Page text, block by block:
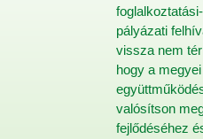
pályázati
vissza nem
hogy a
valósítson
fejlődéséhez